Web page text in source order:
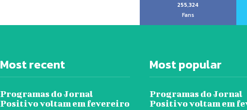
255,324
Fans
Most recent
Programas do Jornal
Positivo voltam em fevereiro
Most popular
Programas do Jornal
Positivo voltam em